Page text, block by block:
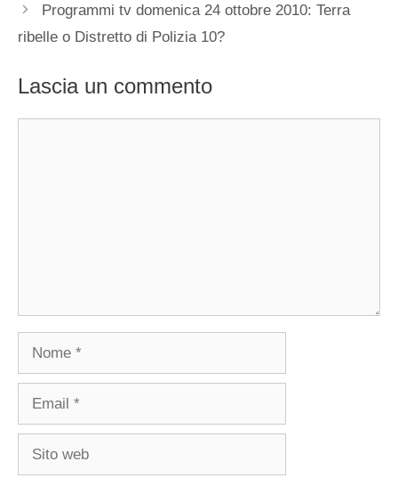
Programmi tv domenica 24 ottobre 2010: Terra
ribelle o Distretto di Polizia 10?
Lascia un commento